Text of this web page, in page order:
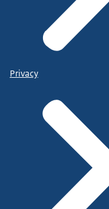
Privacy